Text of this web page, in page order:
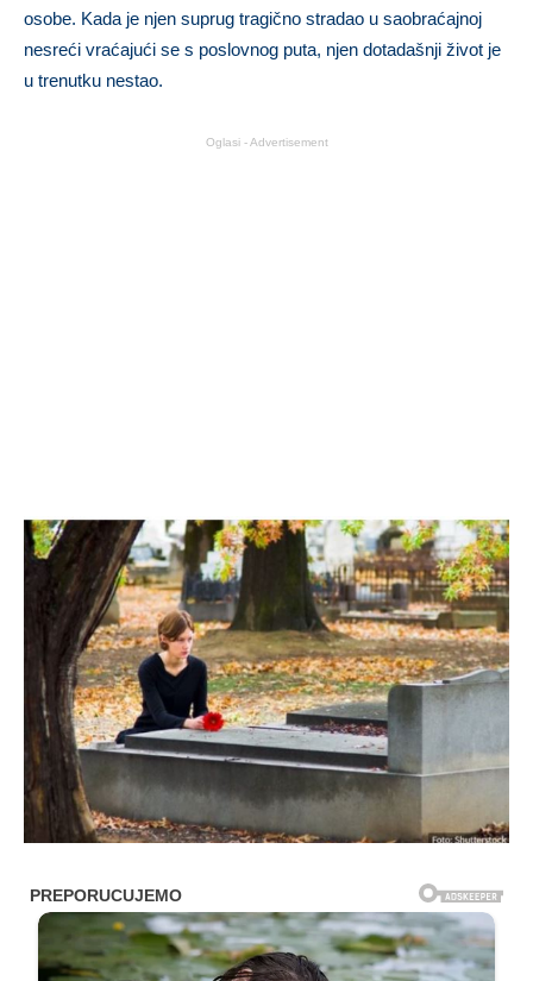
osobe. Kada je njen suprug tragično stradao u saobraćajnoj
nesreći vraćajući se s poslovnog puta, njen dotadašnji život je
u trenutku nestao.
Oglasi - Advertisement